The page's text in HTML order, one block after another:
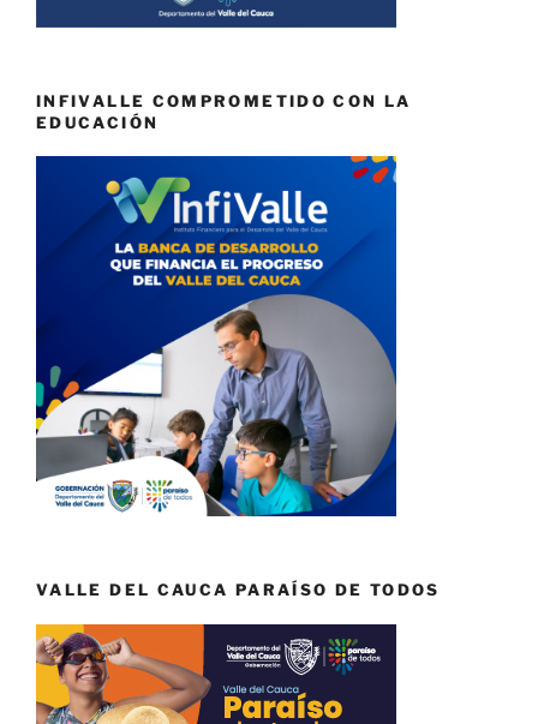
INFIVALLE COMPROMETIDO CON LA
EDUCACIÓN
VALLE DEL CAUCA PARAÍSO DE TODOS